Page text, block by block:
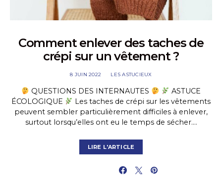
Comment enlever des taches de
crépi sur un vêtement ?
8 JUIN 2022 LES ASTUCIEUX
QUESTIONS DES INTERNAUTES
ASTUCE
ÉCOLOGIQUE
Les taches de crépi sur les vêtements
peuvent sembler particulièrement difficiles à enlever,
surtout lorsqu’elles ont eu le temps de sécher.…
LIRE L'ARTICLE